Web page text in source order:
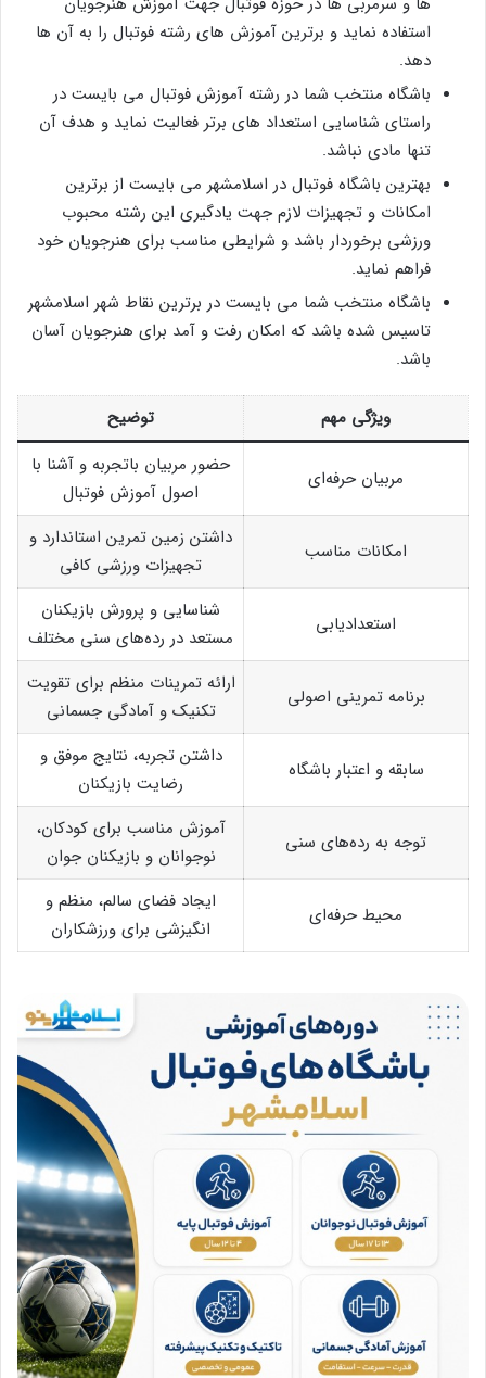
استفاده نماید و برترین آموزش های رشته فوتبال را به آن ها
دهد.
باشگاه منتخب شما در رشته آموزش فوتبال می بایست در
راستای شناسایی استعداد های برتر فعالیت نماید و هدف آن
تنها مادی نباشد.
بهترین باشگاه فوتبال در اسلامشهر می بایست از برترین
امکانات و تجهیزات لازم جهت یادگیری این رشته محبوب
ورزشی برخوردار باشد و شرایطی مناسب برای هنرجویان خود
فراهم نماید.
باشگاه منتخب شما می بایست در برترین نقاط شهر اسلامشهر
تاسیس شده باشد که امکان رفت و آمد برای هنرجویان آسان
باشد.
ویژگی مهم توضیح
مربیان حرفه‌ای
حضور مربیان باتجربه و آشنا با
اصول آموزش فوتبال
امکانات مناسب
داشتن زمین تمرین استاندارد و
تجهیزات ورزشی کافی
استعدادیابی
شناسایی و پرورش بازیکنان
مستعد در رده‌های سنی مختلف
برنامه تمرینی اصولی
ارائه تمرینات منظم برای تقویت
تکنیک و آمادگی جسمانی
سابقه و اعتبار باشگاه
داشتن تجربه، نتایج موفق و
رضایت بازیکنان
توجه به رده‌های سنی
آموزش مناسب برای کودکان،
نوجوانان و بازیکنان جوان
محیط حرفه‌ای
ایجاد فضای سالم، منظم و
انگیزشی برای ورزشکاران